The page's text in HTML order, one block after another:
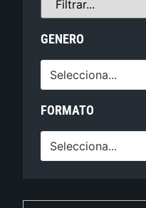
GENERO
Selecciona...
FORMATO
Selecciona...